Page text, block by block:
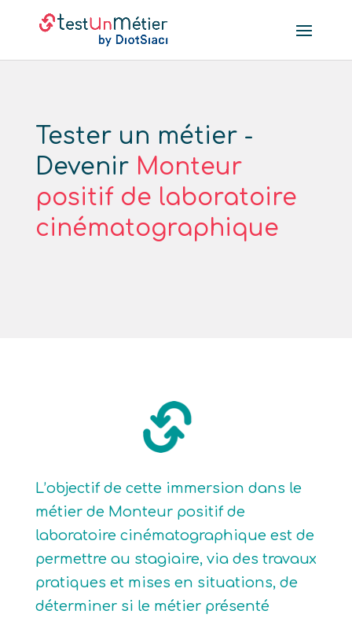
Tester un métier -
Devenir Monteur
positif de laboratoire
cinématographique
L’objectif de cette immersion dans le
métier de Monteur positif de
laboratoire cinématographique est de
permettre au stagiaire, via des travaux
pratiques et mises en situations, de
déterminer si le métier présenté